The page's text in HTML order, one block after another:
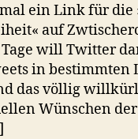
ein Link für die
auf
will Twitter
in bestimmten
das völlig
Wünschen